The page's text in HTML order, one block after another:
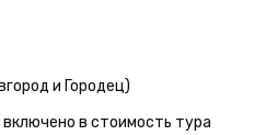
и Городец)
в стоимость тура